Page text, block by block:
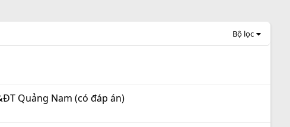
Bộ lọc
Quảng Nam (có đáp án)